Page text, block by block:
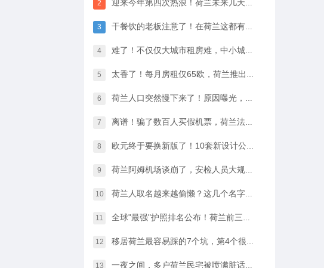
2 迎来今年第四次热浪！荷兰未来几天最高33℃，八月中开始…
3 干餐饮的老板注意了！在荷兰这都有人偷，全过程很淡定
4 难了！不仅仅大城市租房难，中小城市的房租开始暴涨
5 太香了！每月房租仅65欧，荷兰推出学生住宿优惠福利…
6 荷兰人口突然慢下来了！原因曝光，不是因为没人生孩子
7 离谱！骗了数百人买假机票，荷兰法院竟然没判他坐牢
8 欧元终于要换新版了！10套新设计公布，你最喜欢哪一款？
9 荷兰阿姆机场谈崩了，安检人员大规模停工越来越近…
10 荷兰人取名越来越偷懒？这几个名字几乎满大街都是
11 全球"最强"护照排名公布！荷兰前三，中国护照进步很大
12 移居荷兰最容易踩的7个坑，第4个很多人都会中招…
13 一夜之间，多户荷兰民宅被喷满脏话，只因支持难民…